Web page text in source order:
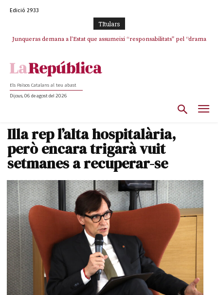
Edició 2933
TItulars
Junqueras demana a l’Estat que assumeixi “responsabilitats” pel “drama
L’abandonament de les seleccions catalanes per part de la UFEC
Els Països Catalans al teu abast
Dijous, 06 de agost del 2026
Illa rep l’alta hospitalària,
però encara trigarà vuit
setmanes a recuperar-se